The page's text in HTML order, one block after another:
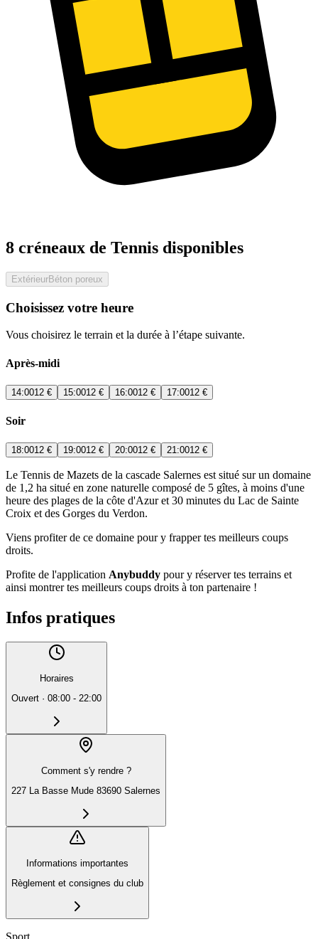
8 créneaux de Tennis disponibles
ExtérieurBéton poreux
Choisissez votre heure
Vous choisirez le terrain et la durée à l’étape suivante.
Après-midi
14:0012 € 15:0012 € 16:0012 € 17:0012 €
Soir
18:0012 € 19:0012 € 20:0012 € 21:0012 €
Le Tennis de Mazets de la cascade Salernes est situé sur un domaine
de 1,2 ha situé en zone naturelle composé de 5 gîtes, à moins d'une
heure des plages de la côte d'Azur et 30 minutes du Lac de Sainte
Croix et des Gorges du Verdon.
Viens profiter de ce domaine pour y frapper tes meilleurs coups
droits.
Profite de l'application Anybuddy pour y réserver tes terrains et
ainsi montrer tes meilleurs coups droits à ton partenaire !
Infos pratiques
Horaires
Ouvert · 08:00 - 22:00
Comment s'y rendre ?
227 La Basse Mude 83690 Salernes
Informations importantes
Règlement et consignes du club